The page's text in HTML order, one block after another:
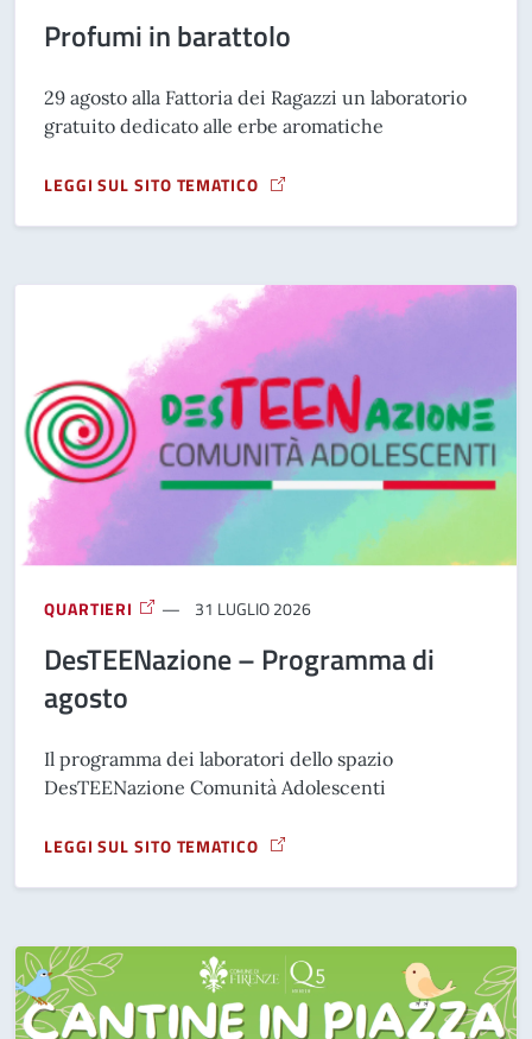
Profumi in barattolo
29 agosto alla Fattoria dei Ragazzi un laboratorio
gratuito dedicato alle erbe aromatiche
LEGGI SUL SITO TEMATICO
A PROPOSITO DI PROFUMI IN BARATTOLO
QUARTIERI 31 LUGLIO 2026
DesTEENazione – Programma di
agosto
Il programma dei laboratori dello spazio
DesTEENazione Comunità Adolescenti
LEGGI SUL SITO TEMATICO
A PROPOSITO DI DESTEENAZIONE – PROGRAMMA DI